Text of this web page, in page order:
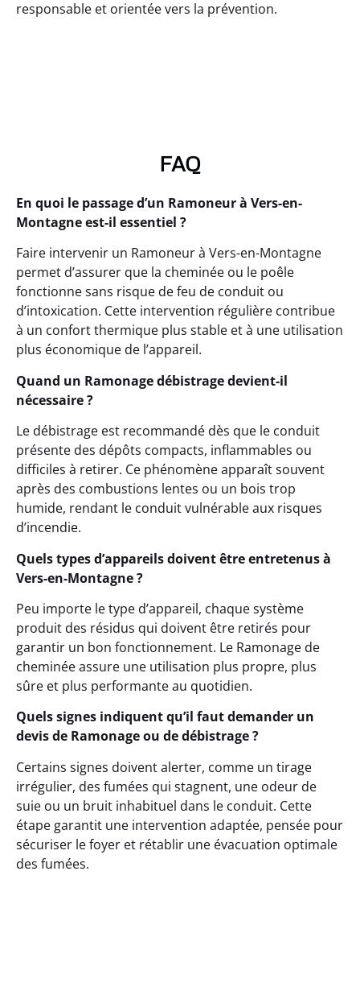
responsable et orientée vers la prévention.
FAQ
En quoi le passage d’un Ramoneur à Vers-en-
Montagne est-il essentiel ?
Faire intervenir un Ramoneur à Vers-en-Montagne
permet d’assurer que la cheminée ou le poêle
fonctionne sans risque de feu de conduit ou
d’intoxication. Cette intervention régulière contribue
à un confort thermique plus stable et à une utilisation
plus économique de l’appareil.
Quand un Ramonage débistrage devient-il
nécessaire ?
Le débistrage est recommandé dès que le conduit
présente des dépôts compacts, inflammables ou
difficiles à retirer. Ce phénomène apparaît souvent
après des combustions lentes ou un bois trop
humide, rendant le conduit vulnérable aux risques
d’incendie.
Quels types d’appareils doivent être entretenus à
Vers-en-Montagne ?
Peu importe le type d’appareil, chaque système
produit des résidus qui doivent être retirés pour
garantir un bon fonctionnement. Le Ramonage de
cheminée assure une utilisation plus propre, plus
sûre et plus performante au quotidien.
Quels signes indiquent qu’il faut demander un
devis de Ramonage ou de débistrage ?
Certains signes doivent alerter, comme un tirage
irrégulier, des fumées qui stagnent, une odeur de
suie ou un bruit inhabituel dans le conduit. Cette
étape garantit une intervention adaptée, pensée pour
sécuriser le foyer et rétablir une évacuation optimale
des fumées.